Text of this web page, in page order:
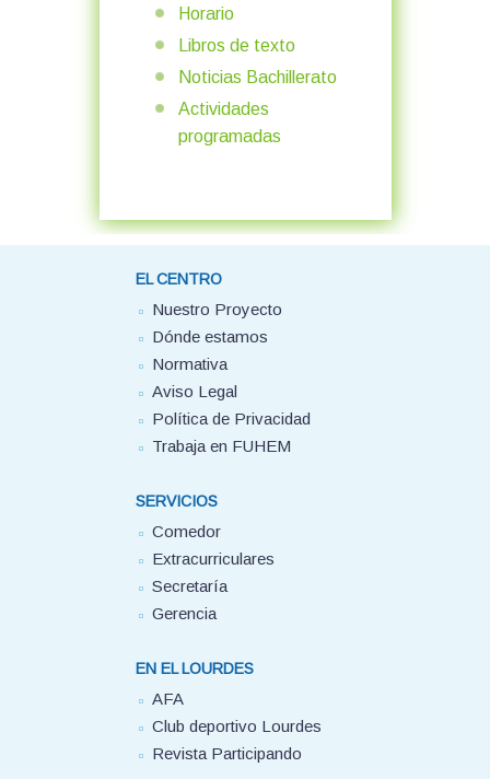
Horario
Libros de texto
Noticias Bachillerato
Actividades
programadas
EL CENTRO
Nuestro Proyecto
Dónde estamos
Normativa
Aviso Legal
Política de Privacidad
Trabaja en FUHEM
SERVICIOS
Comedor
Extracurriculares
Secretaría
Gerencia
EN EL LOURDES
AFA
Club deportivo Lourdes
Revista Participando